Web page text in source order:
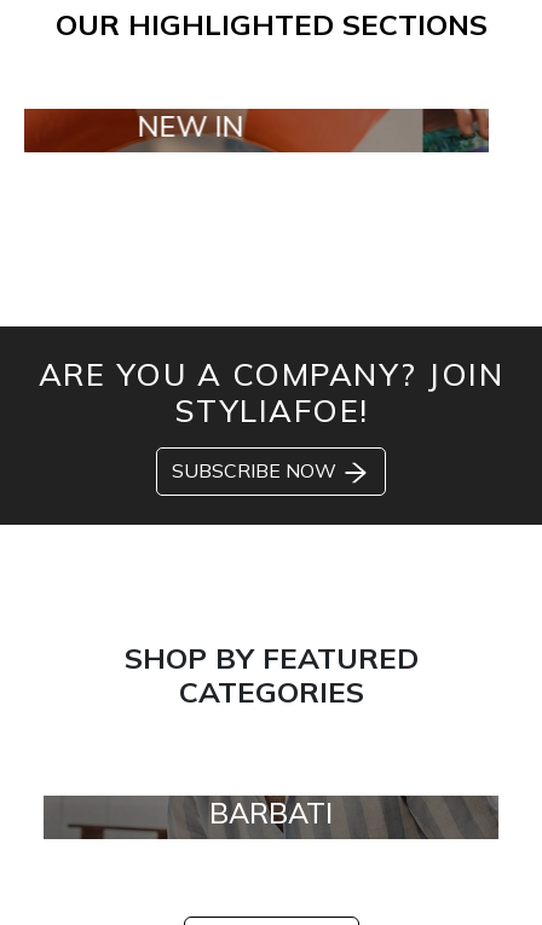
OUR HIGHLIGHTED SECTIONS
NEW IN TAILOR
ARE YOU A COMPANY? JOIN
STYLIAFOE!
SUBSCRIBE NOW
SHOP BY FEATURED
CATEGORIES
BARBATI